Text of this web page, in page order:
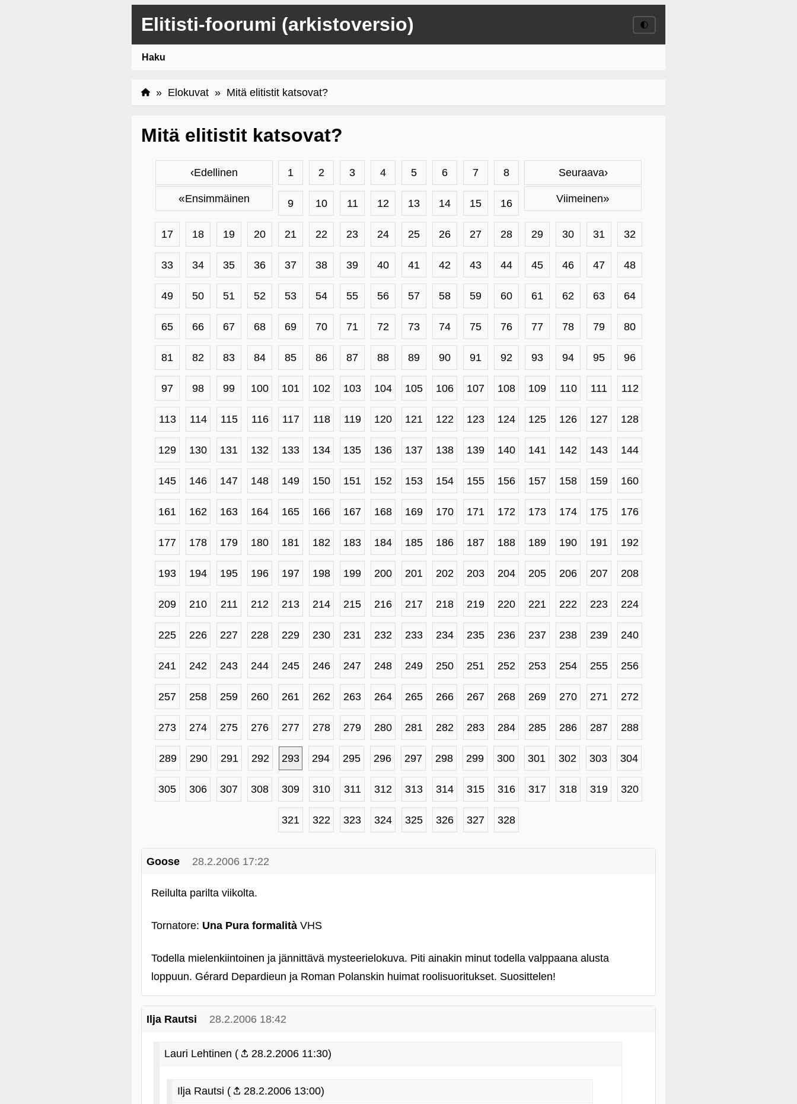
Elitisti-foorumi (arkistoversio) 🌓
Haku
» Elokuvat » Mitä elitistit katsovat?
Mitä elitistit katsovat?
‹Edellinen
«Ensimmäinen
Seuraava›
Viimeinen»
1 2 3 4 5 6 7 8
9 10 11 12 13 14 15 16
17 18 19 20 21 22 23 24 25 26 27 28 29 30 31 32
33 34 35 36 37 38 39 40 41 42 43 44 45 46 47 48
49 50 51 52 53 54 55 56 57 58 59 60 61 62 63 64
65 66 67 68 69 70 71 72 73 74 75 76 77 78 79 80
81 82 83 84 85 86 87 88 89 90 91 92 93 94 95 96
97 98 99 100 101 102 103 104 105 106 107 108 109 110 111 112
113 114 115 116 117 118 119 120 121 122 123 124 125 126 127 128
129 130 131 132 133 134 135 136 137 138 139 140 141 142 143 144
145 146 147 148 149 150 151 152 153 154 155 156 157 158 159 160
161 162 163 164 165 166 167 168 169 170 171 172 173 174 175 176
177 178 179 180 181 182 183 184 185 186 187 188 189 190 191 192
193 194 195 196 197 198 199 200 201 202 203 204 205 206 207 208
209 210 211 212 213 214 215 216 217 218 219 220 221 222 223 224
225 226 227 228 229 230 231 232 233 234 235 236 237 238 239 240
241 242 243 244 245 246 247 248 249 250 251 252 253 254 255 256
257 258 259 260 261 262 263 264 265 266 267 268 269 270 271 272
273 274 275 276 277 278 279 280 281 282 283 284 285 286 287 288
289 290 291 292 293 294 295 296 297 298 299 300 301 302 303 304
305 306 307 308 309 310 311 312 313 314 315 316 317 318 319 320
321 322 323 324 325 326 327 328
Goose 28.2.2006 17:22
Reilulta parilta viikolta.
Tornatore: Una Pura formalità VHS
Todella mielenkiintoinen ja jännittävä mysteerielokuva. Piti ainakin minut todella valppaana alusta
loppuun. Gérard Depardieun ja Roman Polanskin huimat roolisuoritukset. Suosittelen!
Ilja Rautsi 28.2.2006 18:42
Lauri Lehtinen ( 28.2.2006 11:30)
Ilja Rautsi (
28.2.2006 13:00)